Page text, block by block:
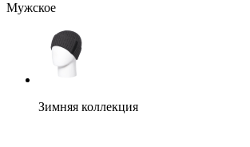
Мужское
Зимняя коллекция